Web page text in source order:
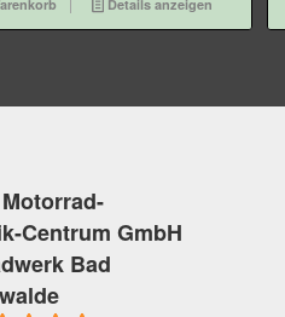
Details anzeigen
Centrum GmbH
Bad